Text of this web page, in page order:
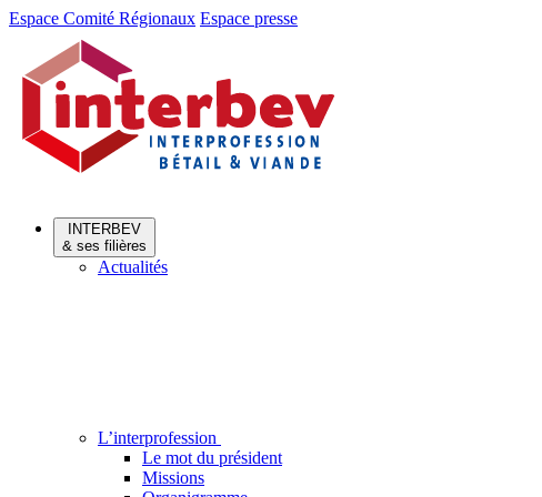
Aller
Aller
contenu
Espace Comité Régionaux Espace presse
INTERBEV
& ses filières
Actualités
L’interprofession
Le mot du président
Missions